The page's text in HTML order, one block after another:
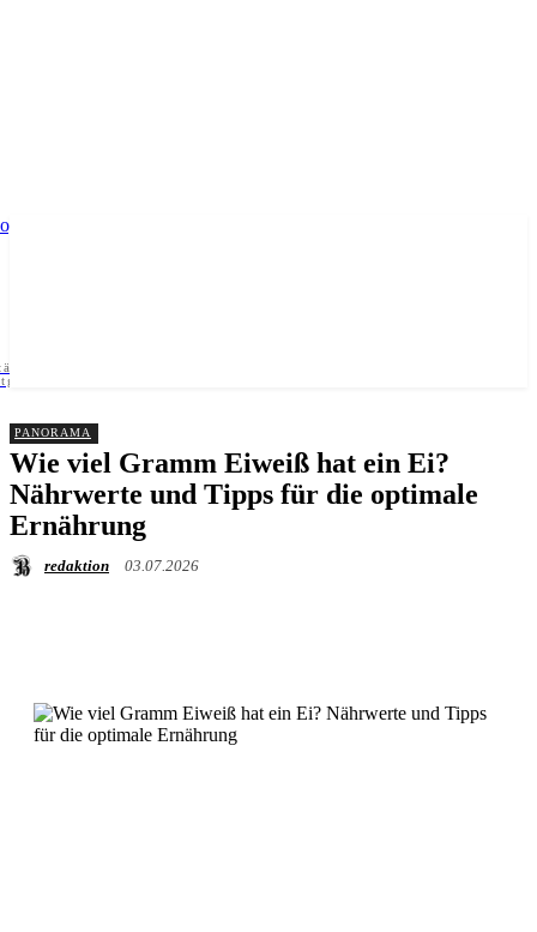
Update für Bochum – Lokalnachrichten, Events und
auf einen Blick
PANORAMA
Wie viel Gramm Eiweiß hat ein Ei?
Nährwerte und Tipps für die optimale
Ernährung
redaktion 03.07.2026